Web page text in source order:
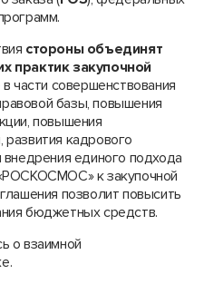
стороны объединят
практик закупочной
части совершенствования
базы, повышения
повышения
кадрового
единого подхода
к закупочной
позволит повысить
бюджетных средств.
о взаимной